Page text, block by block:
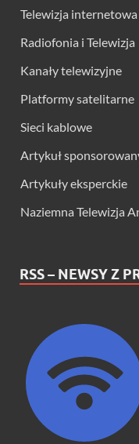
Telewizja internetowa
Radiofonia i Telewizja
Kanały telewizyjne
Platformy satelitarne
Sieci kablowe
Artykuł
Artykuły eksperckie
Naziemna Telewizja
RSS – NEWSY Z